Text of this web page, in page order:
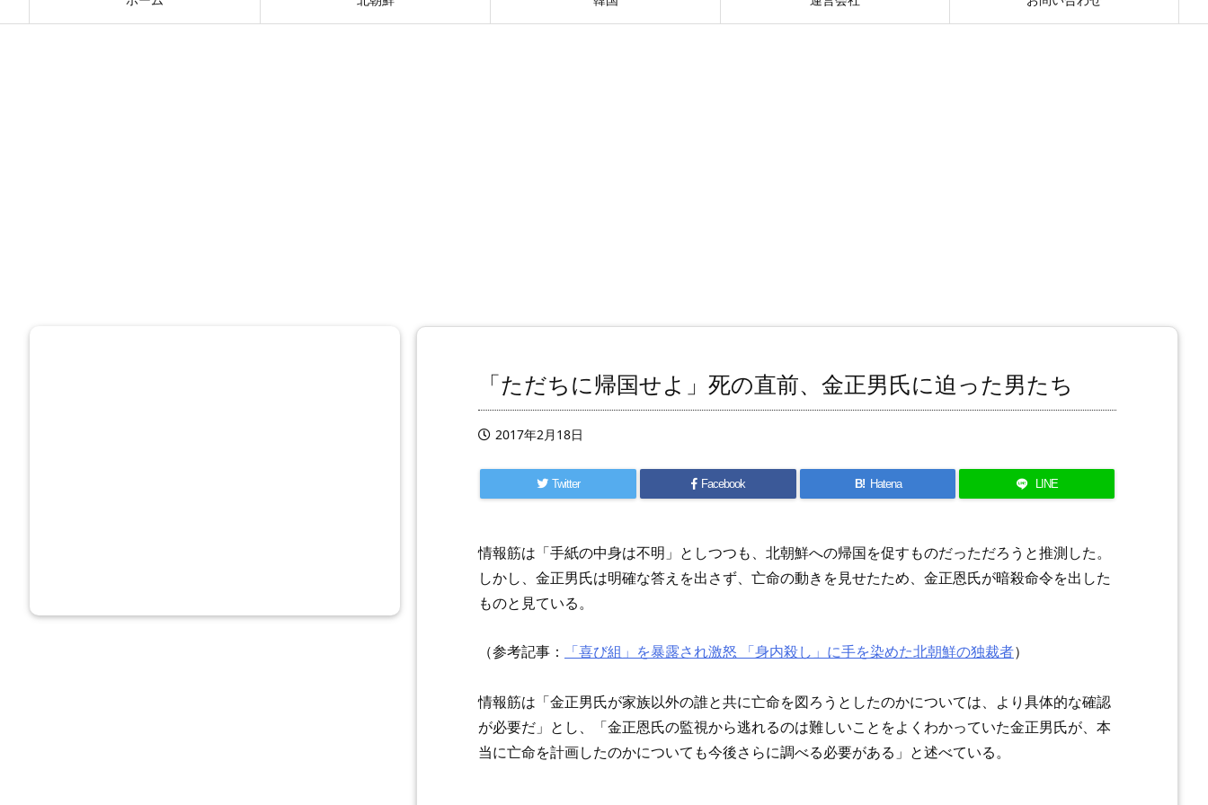
「ただちに帰国せよ」死の直前、金正男氏に迫った男たち
2017年2月18日
Twitter Facebook B! Hatena LINE
情報筋は「手紙の中身は不明」としつつも、北朝鮮への帰国を促すものだっただろうと推測した。
しかし、金正男氏は明確な答えを出さず、亡命の動きを見せたため、金正恩氏が暗殺命令を出した
ものと見ている。
（参考記事： 「喜び組」を暴露され激怒 「身内殺し」に手を染めた北朝鮮の独裁者）
情報筋は「金正男氏が家族以外の誰と共に亡命を図ろうとしたのかについては、より具体的な確認
が必要だ」とし、「金正恩氏の監視から逃れるのは難しいことをよくわかっていた金正男氏が、本
当に亡命を計画したのかについても今後さらに調べる必要がある」と述べている。